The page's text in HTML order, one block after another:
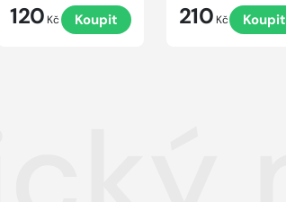
120 Kč Koupit 210 Kč Koupit